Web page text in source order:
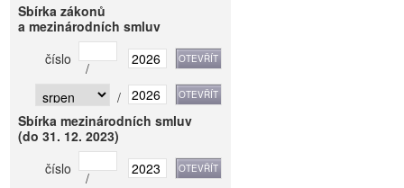
Sbírka zákonů
a mezinárodních smluv
číslo
/
/
Sbírka mezinárodních smluv
(do 31. 12. 2023)
číslo
/